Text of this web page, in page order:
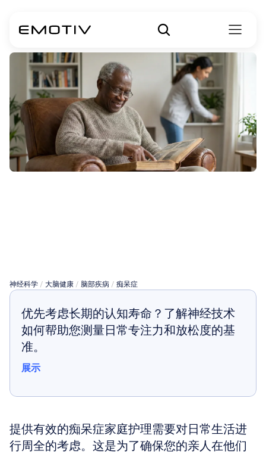
神经科学 / 大脑健康 / 脑部疾病 / 痴呆症
优先考虑长期的认知寿命？了解神经技术
如何帮助您测量日常专注力和放松度的基
准。
展示
提供有效的痴呆症家庭护理需要对日常生活进
行周全的考虑。这是为了确保您的亲人在他们